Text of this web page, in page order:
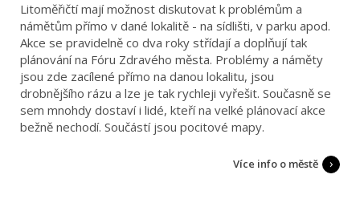
Litoměřičtí mají možnost diskutovat k problémům a
námětům přímo v dané lokalitě - na sídlišti, v parku apod.
Akce se pravidelně co dva roky střídají a doplňují tak
plánování na Fóru Zdravého města. Problémy a náměty
jsou zde zacílené přímo na danou lokalitu, jsou
drobnějšího rázu a lze je tak rychleji vyřešit. Současně se
sem mnohdy dostaví i lidé, kteří na velké plánovací akce
bežně nechodí. Součástí jsou pocitové mapy.
Více info o městě